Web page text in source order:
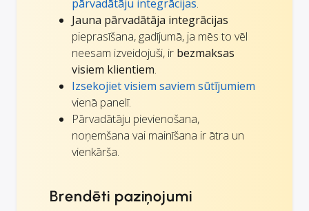
pārvadātāju integrācijas.
Jauna pārvadātāja integrācijas
pieprasīšana, gadījumā, ja mēs to vēl
neesam izveidojuši, ir bezmaksas
visiem klientiem.
Izsekojiet visiem saviem sūtījumiem
vienā panelī.
Pārvadātāju pievienošana,
noņemšana vai mainīšana ir ātra un
vienkārša.
Brendēti paziņojumi